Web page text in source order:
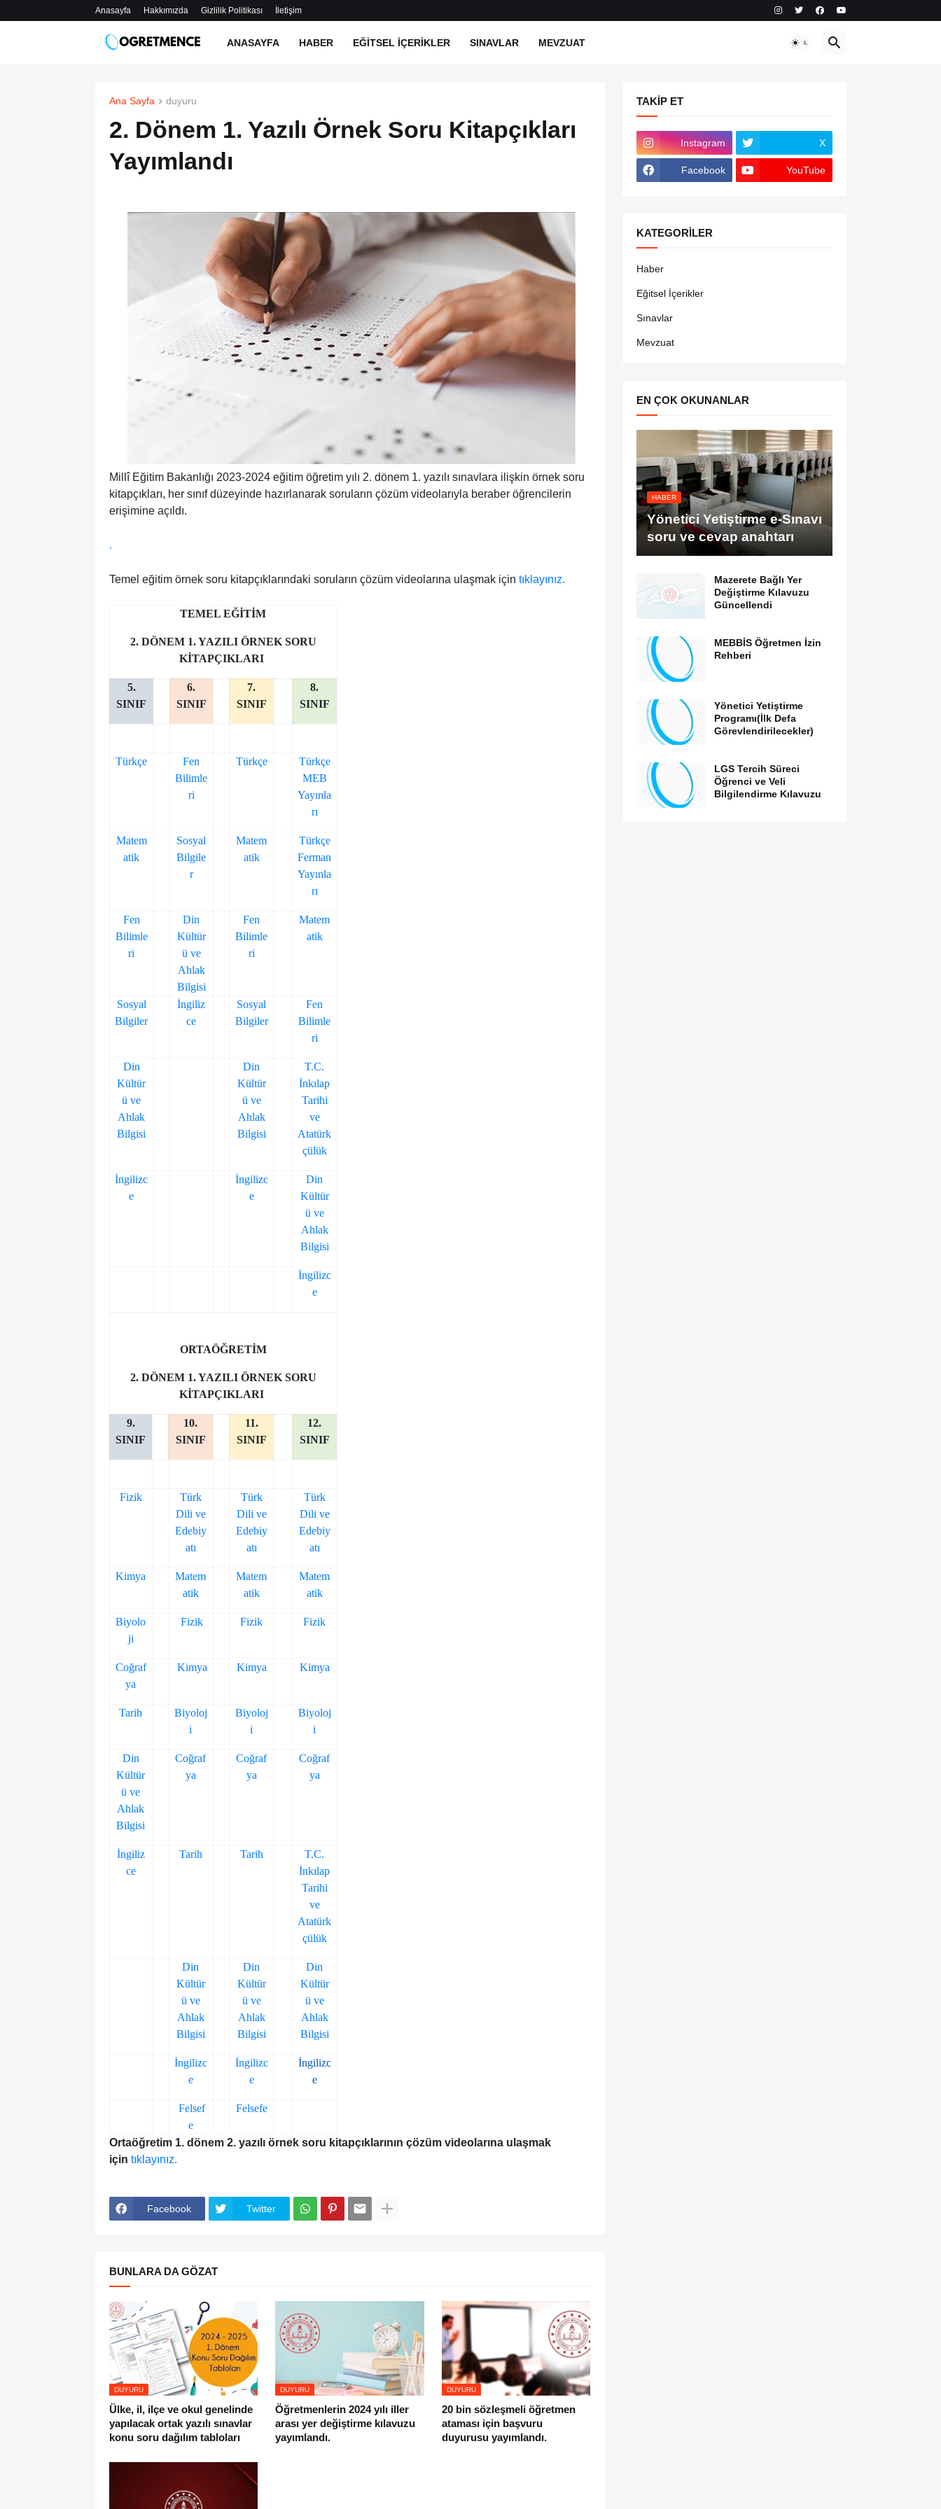
Anasayfa Hakkımızda Gizlilik Politikası İletişim
ANASAYFA HABER EĞITSEL İÇERIKLER SINAVLAR MEVZUAT
Ana Sayfa duyuru
2. Dönem 1. Yazılı Örnek Soru Kitapçıkları
Yayımlandı
Millî Eğitim Bakanlığı 2023-2024 eğitim öğretim yılı 2. dönem 1. yazılı sınavlara ilişkin örnek soru
kitapçıkları, her sınıf düzeyinde hazırlanarak soruların çözüm videolarıyla beraber öğrencilerin
erişimine açıldı.
.
Temel eğitim örnek soru kitapçıklarındaki soruların çözüm videolarına ulaşmak için tıklayınız.
TEMEL EĞİTİM
2. DÖNEM 1. YAZILI ÖRNEK SORU
KİTAPÇIKLARI
5.
SINIF
6.
SINIF
7.
SINIF
8.
SINIF
Türkçe
Fen
Bilimle
ri
Türkçe
Türkçe
MEB
Yayınla
rı
Matem
atik
Sosyal
Bilgile
r
Matem
atik
Türkçe
Ferman
Yayınla
rı
Fen
Bilimle
ri
Din
Kültür
ü ve
Ahlak
Bilgisi
Fen
Bilimle
ri
Matem
atik
Sosyal
Bilgiler
İngiliz
ce
Sosyal
Bilgiler
Fen
Bilimle
ri
Din
Kültür
ü ve
Ahlak
Bilgisi
Din
Kültür
ü ve
Ahlak
Bilgisi
T.C.
İnkılap
Tarihi
ve
Atatürk
çülük
İngilizc
e
İngilizc
e
Din
Kültür
ü ve
Ahlak
Bilgisi
İngilizc
e
ORTAÖĞRETİM
2. DÖNEM 1. YAZILI ÖRNEK SORU
KİTAPÇIKLARI
9.
SINIF
10.
SINIF
11.
SINIF
12.
SINIF
Fizik
Türk
Dili ve
Edebiy
atı
Türk
Dili ve
Edebiy
atı
Türk
Dili ve
Edebiy
atı
Kimya
Matem
atik
Matem
atik
Matem
atik
Biyolo
ji
Fizik Fizik Fizik
Coğraf
ya
Kimya Kimya Kimya
Tarih
Biyoloj
i
Biyoloj
i
Biyoloj
i
Din
Kültür
ü ve
Ahlak
Bilgisi
Coğraf
ya
Coğraf
ya
Coğraf
ya
İngiliz
ce
Tarih Tarih
T.C.
İnkılap
Tarihi
ve
Atatürk
çülük
Din
Kültür
ü ve
Ahlak
Bilgisi
Din
Kültür
ü ve
Ahlak
Bilgisi
Din
Kültür
ü ve
Ahlak
Bilgisi
İngilizc
e
İngilizc
e
İngilizc
e
Felsef
e
Felsefe
Ortaöğretim 1. dönem 2. yazılı örnek soru kitapçıklarının çözüm videolarına ulaşmak
için tıklayınız.
Facebook Twitter
BUNLARA DA GÖZAT
DUYURU
Ülke, il, ilçe ve okul genelinde
yapılacak ortak yazılı sınavlar
konu soru dağılım tabloları
DUYURU
Öğretmenlerin 2024 yılı iller
arası yer değiştirme kılavuzu
yayımlandı.
DUYURU
20 bin sözleşmeli öğretmen
ataması için başvuru
duyurusu yayımlandı.
TAKIP ET
Instagram X
Facebook YouTube
KATEGORILER
Haber
Eğitsel İçerikler
Sınavlar
Mevzuat
EN ÇOK OKUNANLAR
HABER
Yönetici Yetiştirme e-Sınavı
soru ve cevap anahtarı
Mazerete Bağlı Yer
Değiştirme Kılavuzu
Güncellendi
MEBBİS Öğretmen İzin
Rehberi
Yönetici Yetiştirme
Programı(İlk Defa
Görevlendirilecekler)
LGS Tercih Süreci
Öğrenci ve Veli
Bilgilendirme Kılavuzu